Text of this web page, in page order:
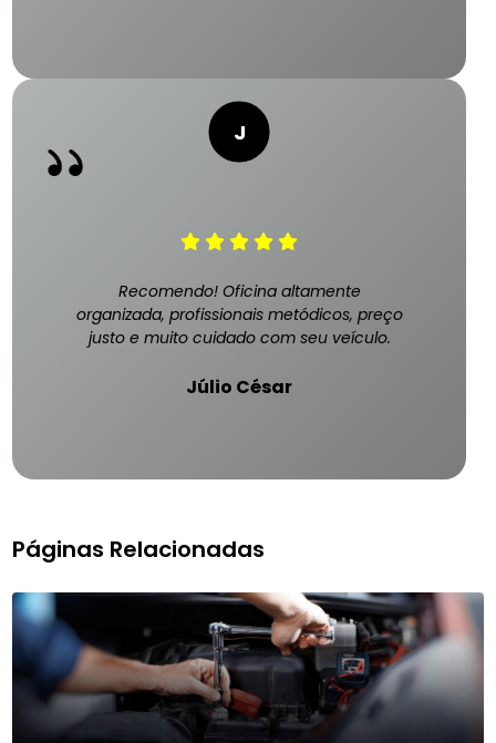
Recomendo! Oficina altamente
organizada, profissionais metódicos, preço
justo e muito cuidado com seu veículo.
Júlio César
Páginas Relacionadas